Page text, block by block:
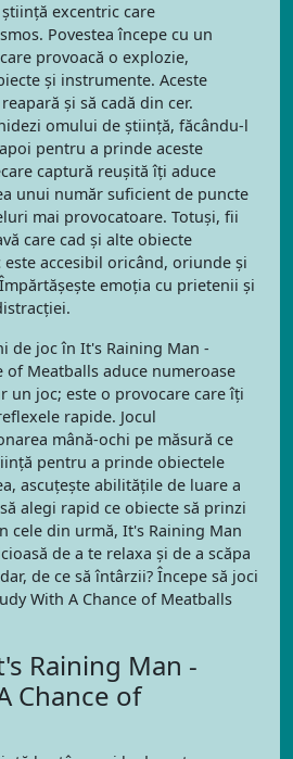
excentric care
Povestea începe cu un
provoacă o explozie,
și instrumente. Aceste
și să cadă din cer.
omului de știință, făcându-l
pentru a prinde aceste
captură reușită îți aduce
unui număr suficient de puncte
mai provocatoare. Totuși, fii
care cad și alte obiecte
este accesibil oricând, oriunde și
emoția cu prietenii și
de joc în It's Raining Man -
of Meatballs aduce numeroase
un joc; este o provocare care îți
rapide. Jocul
mână-ochi pe măsură ce
pentru a prinde obiectele
ascuțește abilitățile de luare a
alegi rapid ce obiecte să prinzi
cele din urmă, It's Raining Man
de a te relaxa și de a scăpa
de ce să întârzii? Începe să joci
With A Chance of Meatballs
Raining Man -
Chance of